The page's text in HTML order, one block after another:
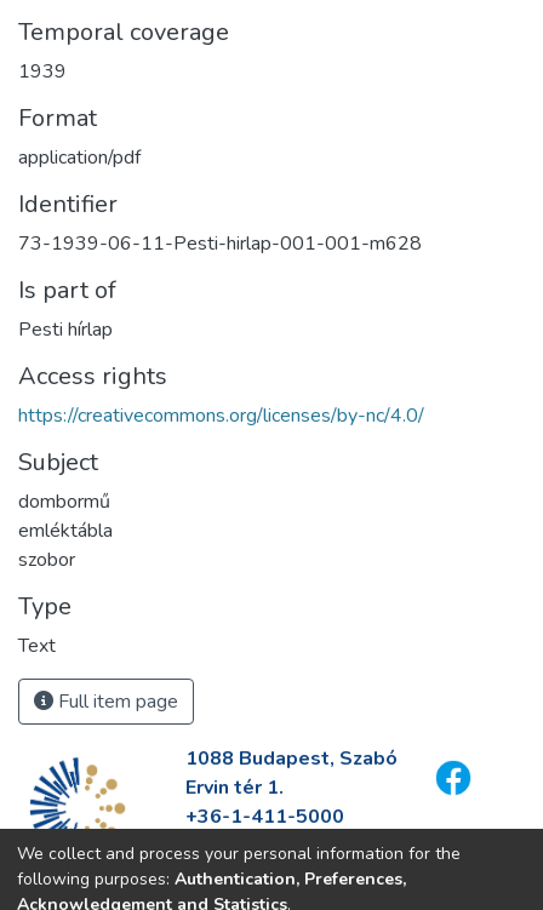
Temporal coverage
1939
Format
application/pdf
Identifier
73-1939-06-11-Pesti-hirlap-001-001-m628
Is part of
Pesti hírlap
Access rights
https://creativecommons.org/licenses/by-nc/4.0/
Subject
dombormű
emléktábla
szobor
Type
Text
Full item page
1088 Budapest, Szabó
Ervin tér 1.
+36-1-411-5000
info@fszek.hu
https://fszek.hu
We collect and process your personal information for the
following purposes: Authentication, Preferences,
Acknowledgement and Statistics.